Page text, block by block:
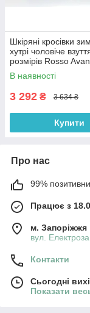
Шкіряні кросівки
хутрі чоловіче
розмірів Rosso
Winter ReBaKa
В наявності
3 292 ₴ 3 634 ₴
Купити
Про нас
99%
Працює з
м. Запоріжжя
вул.
Контакти
Сьогодні
Показати